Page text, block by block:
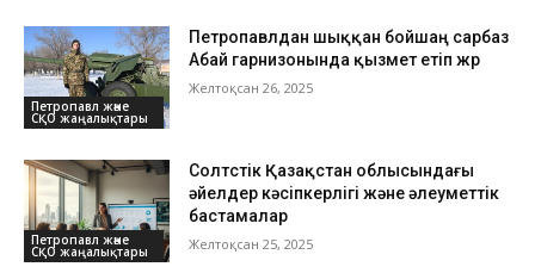
Петропавл және
СҚО жаңалықтары
Петропавлдан шыққан бойшаң сарбаз
Абай гарнизонында қызмет етіп жүр
Желтоқсан 26, 2025
Петропавл және
СҚО жаңалықтары
Солтүстік Қазақстан облысындағы
әйелдер кәсіпкерлігі және әлеуметтік
бастамалар
Желтоқсан 25, 2025